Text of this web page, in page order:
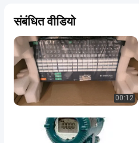
संबंधित वीडियो
00:12